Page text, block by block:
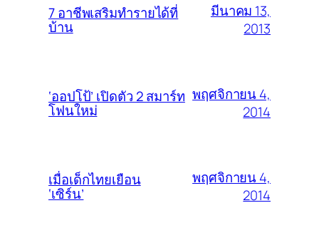
7 อาชีพเสริมทำรายได้ที่
บ้าน
มีนาคม 13,
2013
‘ออปโป้’ เปิดตัว 2 สมาร์ท
โฟนใหม่
พฤศจิกายน 4,
2014
เมื่อเด็กไทยเยือน
‘เซิร์น’
พฤศจิกายน 4,
2014